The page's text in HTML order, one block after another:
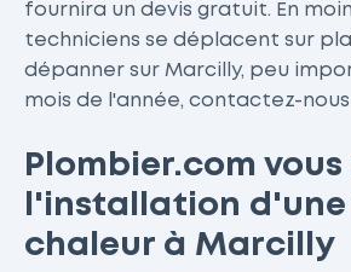
fournira un devis gratuit. En
techniciens se déplacent sur
dépanner sur Marcilly, peu
mois de l'année, contactez-
Plombier.com
l'installation d'une
chaleur à Marcilly